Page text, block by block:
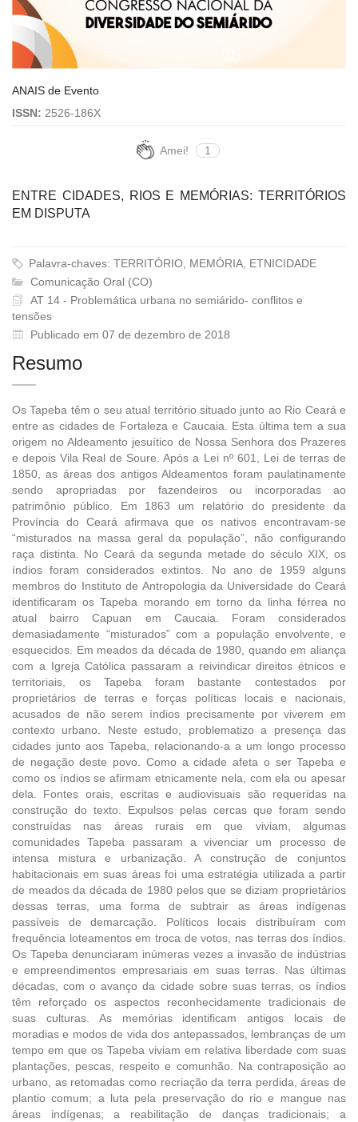
ANAIS de Evento
ISSN: 2526-186X
Amei! 1
ENTRE CIDADES, RIOS E MEMÓRIAS: TERRITÓRIOS
EM DISPUTA
Palavra-chaves: TERRITÓRIO, MEMÓRIA, ETNICIDADE
Comunicação Oral (CO)
AT 14 - Problemática urbana no semiárido- conflitos e
tensões
Publicado em 07 de dezembro de 2018
Resumo
Os Tapeba têm o seu atual território situado junto ao Rio Ceará e
entre as cidades de Fortaleza e Caucaia. Esta última tem a sua
origem no Aldeamento jesuítico de Nossa Senhora dos Prazeres
e depois Vila Real de Soure. Após a Lei nº 601, Lei de terras de
1850, as áreas dos antigos Aldeamentos foram paulatinamente
sendo apropriadas por fazendeiros ou incorporadas ao
patrimônio público. Em 1863 um relatório do presidente da
Província do Ceará afirmava que os nativos encontravam-se
“misturados na massa geral da população”, não configurando
raça distinta. No Ceará da segunda metade do século XIX, os
índios foram considerados extintos. No ano de 1959 alguns
membros do Instituto de Antropologia da Universidade do Ceará
identificaram os Tapeba morando em torno da linha férrea no
atual bairro Capuan em Caucaia. Foram considerados
demasiadamente “misturados” com a população envolvente, e
esquecidos. Em meados da década de 1980, quando em aliança
com a Igreja Católica passaram a reivindicar direitos étnicos e
territoriais, os Tapeba foram bastante contestados por
proprietários de terras e forças políticas locais e nacionais,
acusados de não serem índios precisamente por viverem em
contexto urbano. Neste estudo, problematizo a presença das
cidades junto aos Tapeba, relacionando-a a um longo processo
de negação deste povo. Como a cidade afeta o ser Tapeba e
como os índios se afirmam etnicamente nela, com ela ou apesar
dela. Fontes orais, escritas e audiovisuais são requeridas na
construção do texto. Expulsos pelas cercas que foram sendo
construídas nas áreas rurais em que viviam, algumas
comunidades Tapeba passaram a vivenciar um processo de
intensa mistura e urbanização. A construção de conjuntos
habitacionais em suas áreas foi uma estratégia utilizada a partir
de meados da década de 1980 pelos que se diziam proprietários
dessas terras, uma forma de subtrair as áreas indígenas
passíveis de demarcação. Políticos locais distribuíram com
frequência loteamentos em troca de votos, nas terras dos índios.
Os Tapeba denunciaram inúmeras vezes a invasão de indústrias
e empreendimentos empresariais em suas terras. Nas últimas
décadas, com o avanço da cidade sobre suas terras, os índios
têm reforçado os aspectos reconhecidamente tradicionais de
suas culturas. As memórias identificam antigos locais de
moradias e modos de vida dos antepassados, lembranças de um
tempo em que os Tapeba viviam em relativa liberdade com suas
plantações, pescas, respeito e comunhão. Na contraposição ao
urbano, as retomadas como recriação da terra perdida, áreas de
plantio comum; a luta pela preservação do rio e mangue nas
áreas indígenas; a reabilitação de danças tradicionais; a